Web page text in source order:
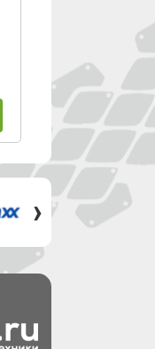
Страна производитель:
В корзину
›